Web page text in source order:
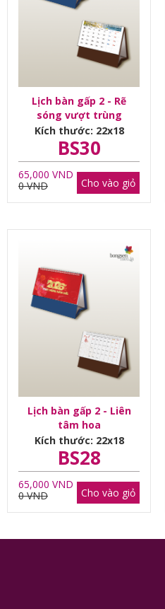
Lịch bàn gấp 2 - Rẽ
sóng vượt trùng
dương
Kích thước: 22x18
BS30
65,000 VND
0 VND
Cho vào giỏ
Lịch bàn gấp 2 - Liên
tâm hoa
Kích thước: 22x18
BS28
65,000 VND
0 VND
Cho vào giỏ